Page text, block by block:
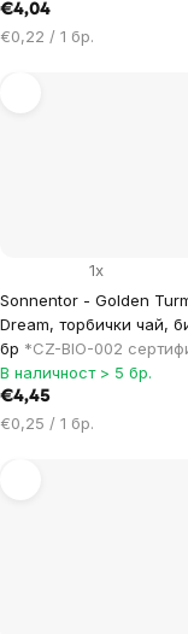
€4,04
Цена
€0,22 / 1 бр.
Sonnentor - Golden
Dream, торбички чай,
бр *CZ-BIO-002
1x
В наличност > 5 бр.
€4,45
Цена
€0,25 / 1 бр.